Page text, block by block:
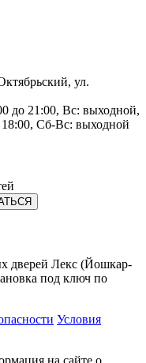
ул.
до 21:00, Вс: выходной,
Сб-Вс: выходной
дверей Лекс (Йошкар-
под ключ по
Условия